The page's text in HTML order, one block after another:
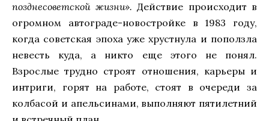
позднесоветской жизни». Действие происходит в
огромном автограде-новостройке в 1983 году,
когда советская эпоха уже хрустнула и поползла
невесть куда, а никто еще этого не понял.
Взрослые трудно строят отношения, карьеры и
интриги, горят на работе, стоят в очереди за
колбасой и апельсинами, выполняют пятилетний